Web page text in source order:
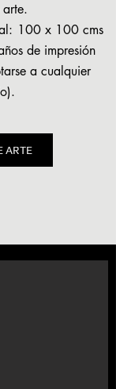
100 x 100 cms
de impresión
a cualquier
ARTE